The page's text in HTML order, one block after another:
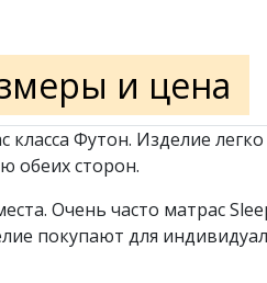
и цена
Футон. Изделие легко
обеих сторон.
Очень часто матрас
покупают для